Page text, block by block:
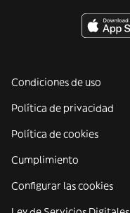
Condiciones de uso
Política de privacidad
Política de cookies
Cumplimiento
Configurar las cookies